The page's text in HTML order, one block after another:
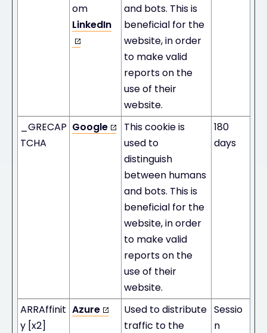
om
LinkedIn
and bots. This is
beneficial for the
website, in order
to make valid
reports on the
use of their
website.
_GRECAP
TCHA
Google
This cookie is
used to
distinguish
between humans
and bots. This is
beneficial for the
website, in order
to make valid
reports on the
use of their
website.
180
days
ARRAffinit
y [x2]
Azure
Used to distribute
traffic to the
Sessio
n